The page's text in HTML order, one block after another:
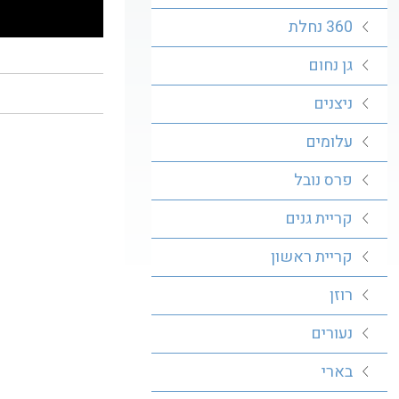
360 נחלת
גן נחום
ניצנים
עלומים
פרס נובל
קריית גנים
קריית ראשון
רוזן
נעורים
בארי